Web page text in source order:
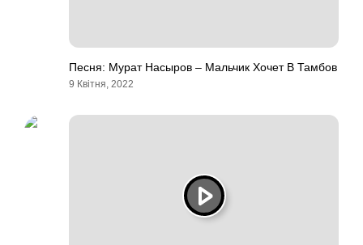
Песня: Мурат Насыров – Мальчик Хочет В Тамбов
9 Квітня, 2022